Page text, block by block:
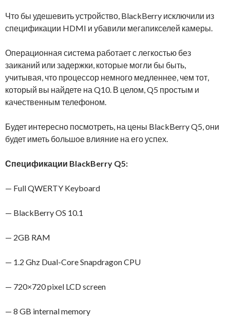
Что бы удешевить устройство, BlackBerry исключили из
спецификации HDMI и убавили мегапикселей камеры.
Операционная система работает с легкостью без
заиканий или задержки, которые могли бы быть,
учитывая, что процессор немного медленнее, чем тот,
который вы найдете на Q10. В целом, Q5 простым и
качественным телефоном.
Будет интересно посмотреть, на цены BlackBerry Q5, они
будет иметь большое влияние на его успех.
Спецификации BlackBerry Q5:
— Full QWERTY Keyboard
— BlackBerry OS 10.1
— 2GB RAM
— 1.2 Ghz Dual-Core Snapdragon CPU
— 720×720 pixel LCD screen
— 8 GB internal memory